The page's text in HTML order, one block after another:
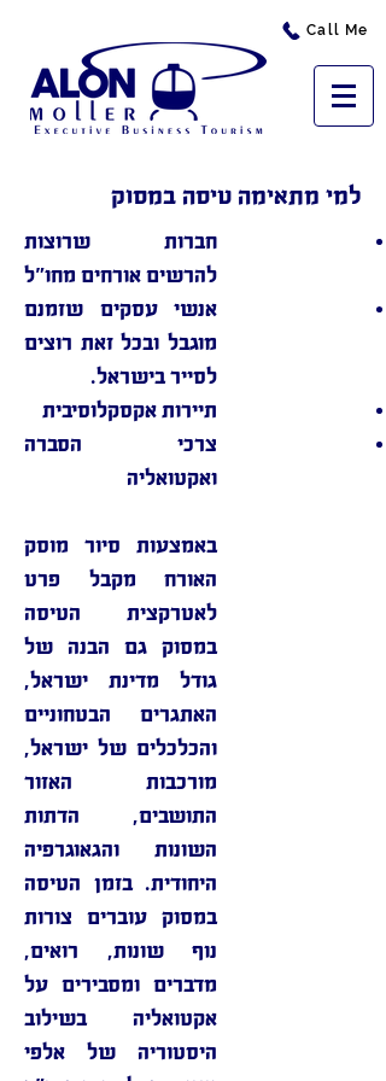
Call Me
למי מתאימה טיסה במסוק
חברות שרוצות
להרשים אורחים מחו"ל
אנשי עסקים שזמנם
מוגבל ובכל זאת רוצים
לסייר בישראל.
תיירות אקסקלוסיבית
צרכי הסברה
ואקטואליה
באמצעות סיור מוסק
האורח מקבל פרט
לאטרקצית הטיסה
במסוק גם הבנה של
גודל מדינת ישראל,
האתגרים הבטחוניים
והכלכלים של ישראל,
מורכבות האזור
התושבים, הדתות
השונות והגאוגרפיה
היחודית. בזמן הטיסה
במסוק עוברים צורות
נוף שונות, רואים,
מדברים ומסבירים על
אקטואליה בשילוב
היסטוריה של אלפי